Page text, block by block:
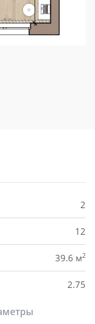
2
12
39.6 м2
2.75